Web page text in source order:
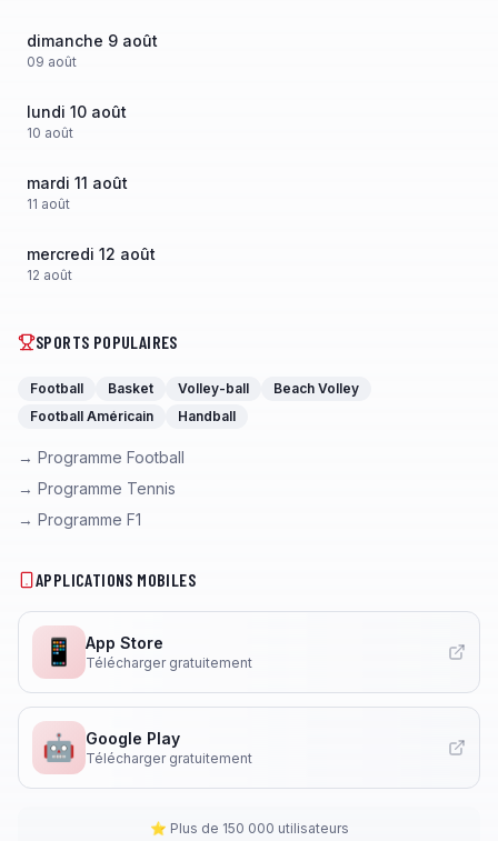
dimanche 9 août
09 août
lundi 10 août
10 août
mardi 11 août
11 août
mercredi 12 août
12 août
SPORTS POPULAIRES
Football Basket Volley-ball
Beach Volley
Football Américain
Handball
→ Programme Football
→ Programme Tennis
→ Programme F1
APPLICATIONS MOBILES
📱 App Store
Télécharger gratuitement
🤖 Google Play
Télécharger gratuitement
⭐ Plus de 150 000 utilisateurs